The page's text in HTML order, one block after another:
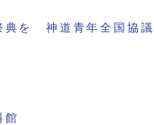
典を 神道青年全国協
館